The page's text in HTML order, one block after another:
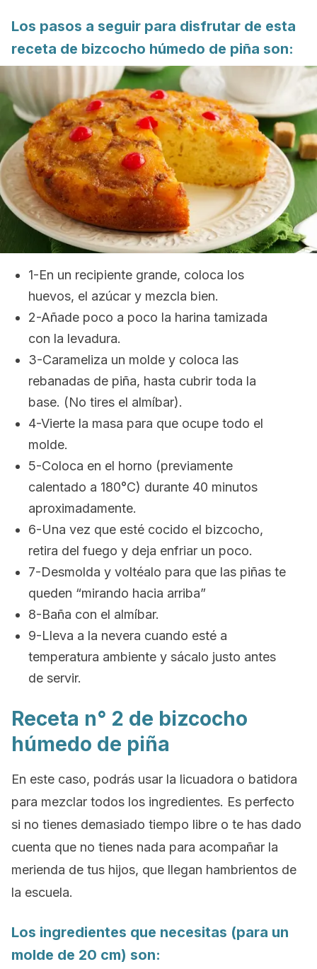
Los pasos a seguir para disfrutar de esta
receta de bizcocho húmedo de piña son:
1-En un recipiente grande, coloca los
huevos, el azúcar y mezcla bien.
2-Añade poco a poco la harina tamizada
con la levadura.
3-Carameliza un molde y coloca las
rebanadas de piña, hasta cubrir toda la
base. (No tires el almíbar).
4-Vierte la masa para que ocupe todo el
molde.
5-Coloca en el horno (previamente
calentado a 180°C) durante 40 minutos
aproximadamente.
6-Una vez que esté cocido el bizcocho,
retira del fuego y deja enfriar un poco.
7-Desmolda y voltéalo para que las piñas te
queden “mirando hacia arriba”
8-Baña con el almíbar.
9-Lleva a la nevera cuando esté a
temperatura ambiente y sácalo justo antes
de servir.
Receta n° 2 de bizcocho
húmedo de piña
En este caso, podrás usar la licuadora o batidora
para mezclar todos los ingredientes. Es perfecto
si no tienes demasiado tiempo libre o te has dado
cuenta que no tienes nada para acompañar la
merienda de tus hijos, que llegan hambrientos de
la escuela.
Los ingredientes que necesitas (para un
molde de 20 cm) son: